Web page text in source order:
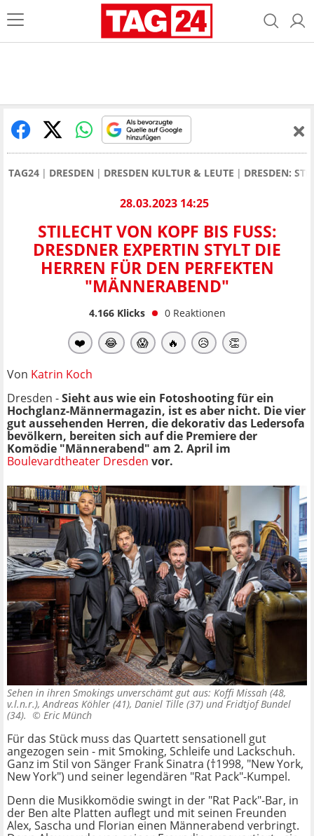
TAG24 DRESDEN DRESDEN KULTUR & LEUTE DRESDEN:
28.03.2023 14:25
STILECHT VON KOPF BIS FUSS: D
RESDNER EXPERTIN STYLT DIE H
ERREN FÜR DEN PERFEKTEN "
MÄNNERABEND"
4.166Klicks 0 Reaktionen
❤️ 😂 😱 🔥 😥 👏
Von Katrin Koch
Dresden -Sieht aus wie ein Fotoshooting für ein
Hochglanz-Männermagazin, ist es aber nicht. Die vier
gut aussehenden Herren, die dekorativ das Ledersofa
bevölkern, bereiten sich auf die Premiere der
Komödie "Männerabend" am 2. April im
Boulevardtheater Dresden vor.
Sehen in ihren Smokings unverschämt gut aus: Koffi Missah (48,
v.l.n.r.), Andreas Köhler (41), Daniel Tille (37) und Fridtjof Bundel
(34). © Eric Münch
Für das Stück muss das Quartett sensationell gut
angezogen sein - mit Smoking, Schleife und Lackschuh.
Ganz im Stil von Sänger Frank Sinatra (†1998, "New York,
New York") und seiner legendären "Rat Pack"-Kumpel.
Denn die Musikkomödie swingt in der "Rat Pack"-Bar, in
der Ben alte Platten auflegt und mit seinen Freunden
Alex, Sascha und Florian einen Männerabend verbringt.